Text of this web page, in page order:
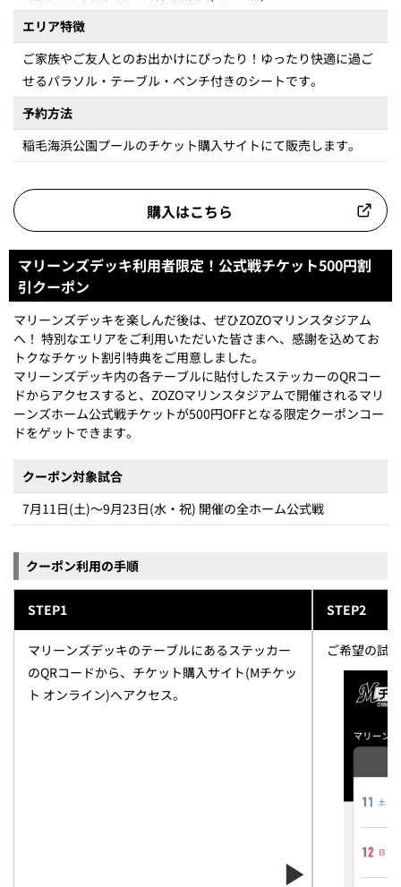
エリア特徴
ご家族やご友人とのお出かけにぴったり！ゆったり快適に過ご
せるパラソル・テーブル・ベンチ付きのシートです。
予約方法
稲毛海浜公園プールのチケット購入サイトにて販売します。
購入はこちら
マリーンズデッキ利用者限定！公式戦チケット500円割
引クーポン
マリーンズデッキを楽しんだ後は、ぜひZOZOマリンスタジアム
へ！ 特別なエリアをご利用いただいた皆さまへ、感謝を込めてお
トクなチケット割引特典をご用意しました。
マリーンズデッキ内の各テーブルに貼付したステッカーのQRコー
ドからアクセスすると、ZOZOマリンスタジアムで開催されるマリ
ーンズホーム公式戦チケットが500円OFFとなる限定クーポンコー
ドをゲットできます。
クーポン対象試合
7月11日(土)～9月23日(水・祝) 開催の全ホーム公式戦
クーポン利用の手順
STEP1
マリーンズデッキのテーブルにあるステッカー
のQRコードから、チケット購入サイト(Mチケッ
ト オンライン)へアクセス。
STEP2
ご希望の試